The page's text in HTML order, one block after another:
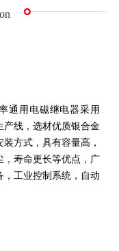
通用电磁继电器采用
线，选材优质银合金
方式，具有容量高，
，寿命更长等优点，广
工业控制系统，自动